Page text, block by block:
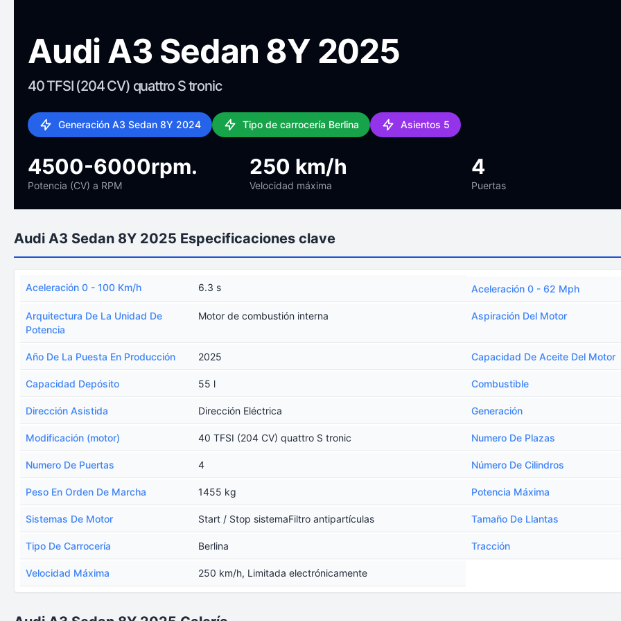
Audi A3 Sedan 8Y 2025
40 TFSI (204 CV) quattro S tronic
Generación A3 Sedan 8Y 2024 Tipo de carrocería Berlina Asientos 5
4500-6000rpm.
Potencia (CV) a RPM
250 km/h
Velocidad máxima
4
Puertas
Audi A3 Sedan 8Y 2025 Especificaciones clave
Aceleración 0 - 100 Km/h 6.3 s Aceleración 0 - 62 Mph
Arquitectura De La Unidad De
Potencia
Motor de combustión interna Aspiración Del Motor
Año De La Puesta En Producción 2025 Capacidad De Aceite Del Motor
Capacidad Depósito 55 l Combustible
Dirección Asistida Dirección Eléctrica Generación
Modificación (motor) 40 TFSI (204 CV) quattro S tronic Numero De Plazas
Numero De Puertas 4 Número De Cilindros
Peso En Orden De Marcha 1455 kg Potencia Máxima
Sistemas De Motor Start / Stop sistemaFiltro antipartículas Tamaño De Llantas
Tipo De Carrocería Berlina Tracción
Velocidad Máxima 250 km/h, Limitada electrónicamente